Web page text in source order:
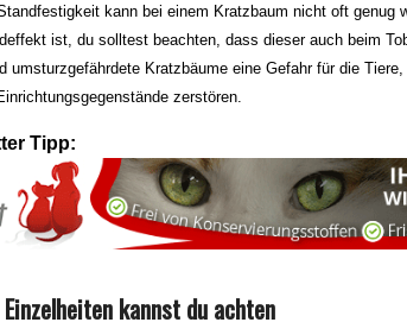
kann bei einem Kratzbaum nicht oft genug
ist, du solltest beachten, dass dieser auch beim
umsturzgefährdete Kratzbäume eine Gefahr für die
zerstören.
Tipp:
kannst du achten